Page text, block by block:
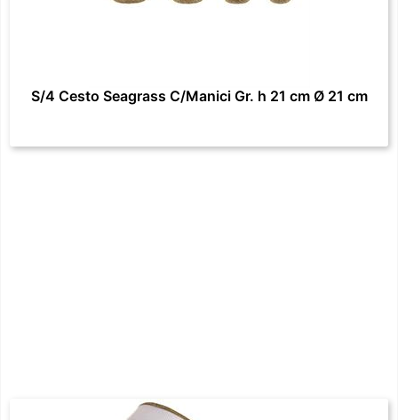
S/4 Cesto Seagrass C/Manici Gr. h 21 cm Ø 21 cm